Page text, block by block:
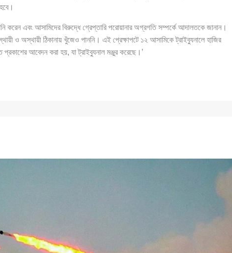
করেন এবং আসামিদের বিরুদ্ধে গ্রেপ্তারি পরোয়ানার অগ্রগতি সম্পর্কে আদালতকে জানান।
ও অস্থায়ী ঠিকানায় খুঁজেও পাননি। এই প্রেক্ষাপটে ১২ আসামিকে ট্রাইব্যুনালে হাজির
প্রকাশের আবেদন করা হয়, যা ট্রাইব্যুনাল মঞ্জুর করেছে।’